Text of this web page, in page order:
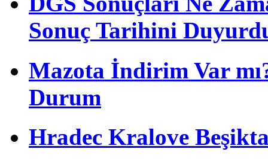
Sonuç Tarihini
Mazota İndirim Var
Durum
Hradec Kralove